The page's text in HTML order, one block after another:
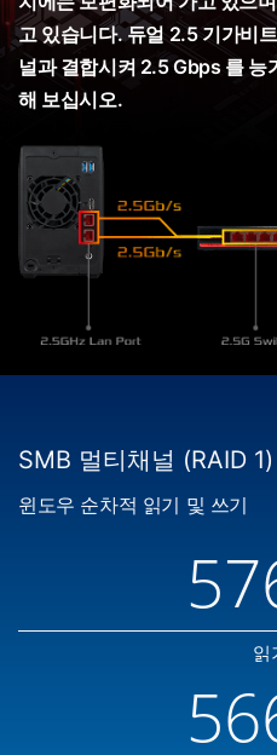
고 있습니다. 듀얼 2.5 기가비
널과 결합시켜 2.5 Gbps 를 능
해 보십시오.
SMB 멀티채널 (RAID 1)
윈도우 순차적 읽기 및 쓰기
읽